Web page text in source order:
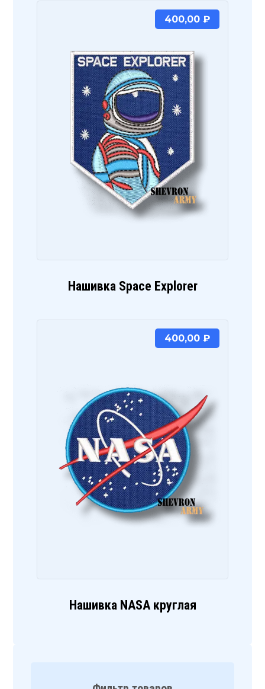
Нашивка Space Explorer
400,00 ₽
Нашивка NASA круглая
400,00 ₽